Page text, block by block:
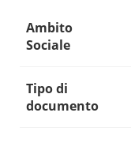
Ambito
Sociale
Tipo di
documento